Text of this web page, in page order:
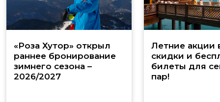
«Роза Хутор» открыл
раннее бронирование
зимнего сезона –
2026/2027
Летние акции
скидки и
билеты для
пар!